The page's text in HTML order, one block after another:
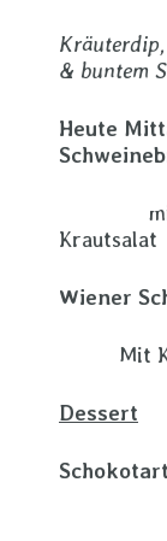
Kräuterdip,
&
Heute
mit
Wiener
Mit
Dessert